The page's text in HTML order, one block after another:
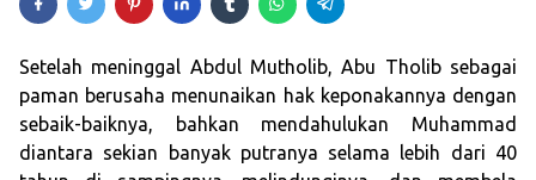
Setelah meninggal Abdul Mutholib, Abu Tholib sebagai
paman berusaha menunaikan hak keponakannya dengan
sebaik-baiknya, bahkan mendahulukan Muhammad
diantara sekian banyak putranya selama lebih dari 40